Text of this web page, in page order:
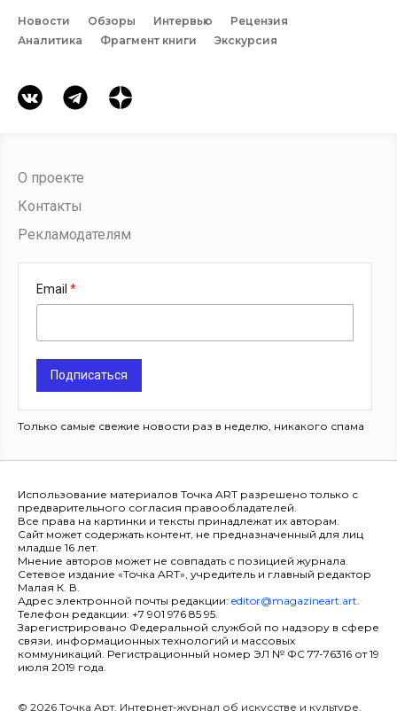
Новости Обзоры Интервью
Рецензия
Аналитика
Фрагмент книги Экскурсия
О проекте
Контакты
Рекламодателям
Email
Подписаться
Только самые свежие новости раз в неделю, никакого спама
Использование материалов Точка ART разрешено только с
предварительного согласия правообладателей.
Все права на картинки и тексты принадлежат их авторам.
Сайт может содержать контент, не предназначенный для лиц
младше 16 лет.
Мнение авторов может не совпадать с позицией журнала.
Сетевое издание «Точка ART», учредитель и главный редактор
Малая К. В.
Адрес электронной почты редакции: editor@magazineart.art.
Телефон редакции: +7 901 976 85 95.
Зарегистрировано Федеральной службой по надзору в сфере
связи, информационных технологий и массовых
коммуникаций. Регистрационный номер ЭЛ № ФС 77-76316 от 19
июля 2019 года.
© 2026 Точка Арт. Интернет-журнал об искусстве и культуре.